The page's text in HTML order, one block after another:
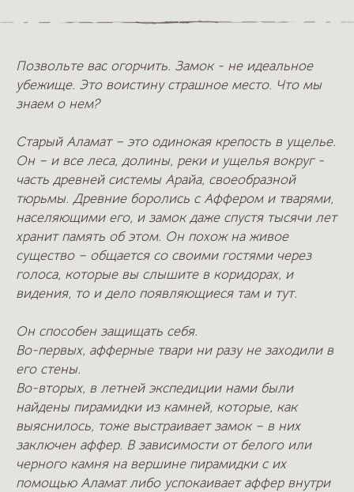
Позвольте вас огорчить. Замок - не идеальное
убежище. Это воистину страшное место. Что мы
знаем о нем?
Старый Аламат – это одинокая крепость в ущелье.
Он – и все леса, долины, реки и ущелья вокруг -
часть древней системы Арайа, своеобразной
тюрьмы. Древние боролись с Аффером и тварями,
населяющими его, и замок даже спустя тысячи лет
хранит память об этом. Он похож на живое
существо – общается со своими гостями через
голоса, которые вы слышите в коридорах, и
видения, то и дело появляющиеся там и тут.
Он способен защищать себя.
Во-первых, афферные твари ни разу не заходили в
его стены.
Во-вторых, в летней экспедиции нами были
найдены пирамидки из камней, которые, как
выяснилось, тоже выстраивает замок – в них
заключен аффер. В зависимости от белого или
черного камня на вершине пирамидки с их
помощью Аламат либо успокаивает аффер внутри